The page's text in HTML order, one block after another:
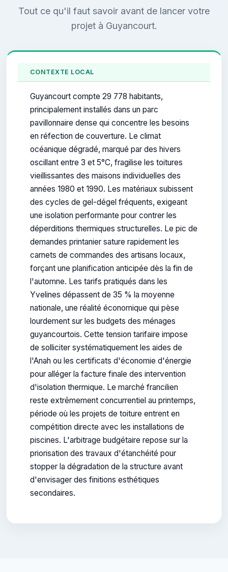
Tout ce qu'il faut savoir avant de lancer votre
projet à Guyancourt.
CONTEXTE LOCAL
Guyancourt compte 29 778 habitants,
principalement installés dans un parc
pavillonnaire dense qui concentre les besoins
en réfection de couverture. Le climat
océanique dégradé, marqué par des hivers
oscillant entre 3 et 5°C, fragilise les toitures
vieillissantes des maisons individuelles des
années 1980 et 1990. Les matériaux subissent
des cycles de gel-dégel fréquents, exigeant
une isolation performante pour contrer les
déperditions thermiques structurelles. Le pic de
demandes printanier sature rapidement les
carnets de commandes des artisans locaux,
forçant une planification anticipée dès la fin de
l'automne. Les tarifs pratiqués dans les
Yvelines dépassent de 35 % la moyenne
nationale, une réalité économique qui pèse
lourdement sur les budgets des ménages
guyancourtois. Cette tension tarifaire impose
de solliciter systématiquement les aides de
l'Anah ou les certificats d'économie d'énergie
pour alléger la facture finale des intervention
d'isolation thermique. Le marché francilien
reste extrêmement concurrentiel au printemps,
période où les projets de toiture entrent en
compétition directe avec les installations de
piscines. L'arbitrage budgétaire repose sur la
priorisation des travaux d'étanchéité pour
stopper la dégradation de la structure avant
d'envisager des finitions esthétiques
secondaires.